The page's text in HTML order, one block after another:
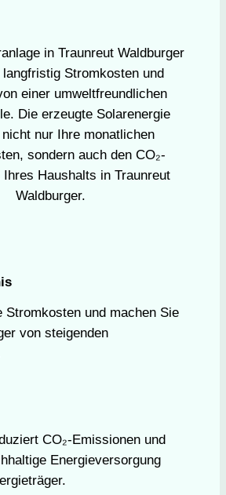
in Traunreut Waldburger
Stromkosten und
einer umweltfreundlichen
Die erzeugte Solarenergie
nur Ihre monatlichen
sondern auch den CO₂-
Ihres Haushalts in Traunreut
Waldburger.
Stromkosten und machen Sie
von steigenden
CO₂-Emissionen und
Energieversorgung